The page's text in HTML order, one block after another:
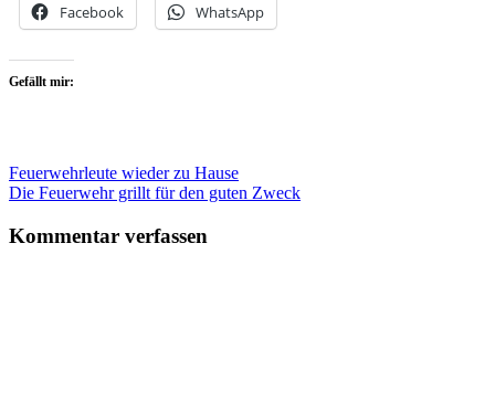
Facebook WhatsApp
Gefällt mir:
Beitragsnavigation
Feuerwehrleute wieder zu Hause
Die Feuerwehr grillt für den guten Zweck
Kommentar verfassen